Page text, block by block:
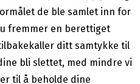
de ble samlet inn for
fremmer en berettiget
ditt samtykke til
bli slettet, med mindre vi
til å beholde dine